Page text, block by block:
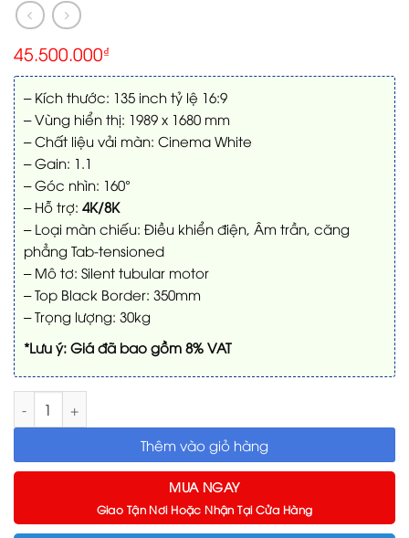
45.500.000₫
– Kích thước: 135 inch tỷ lệ 16:9
– Vùng hiển thị: 1989 x 1680 mm
– Chất liệu vải màn: Cinema White
– Gain: 1.1
– Góc nhìn: 160°
– Hỗ trợ: 4K/8K
– Loại màn chiếu: Điều khiển điện, Âm trần, căng
phẳng Tab-tensioned
– Mô tơ: Silent tubular motor
– Top Black Border: 350mm
– Trọng lượng: 30kg
*Lưu ý: Giá đã bao gồm 8% VAT
Màn chiếu âm trần VIVIDSTORM VPCLW135H 135 Inch (16:9)
Thêm vào giỏ hàng
MUA NGAY
Giao Tận Nơi Hoặc Nhận Tại Cửa Hàng